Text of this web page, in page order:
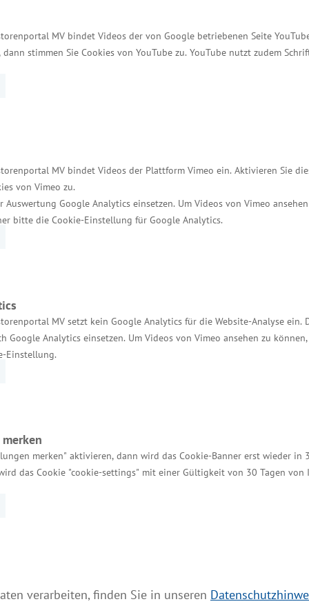
MV bindet Videos der von Google betriebenen Seite
dann stimmen Sie Cookies von YouTube zu. YouTube nutzt zudem
MV bindet Videos der Plattform Vimeo ein. Aktivieren Sie
von Vimeo zu.
Auswertung Google Analytics einsetzen. Um Videos von Vimeo
bitte die Cookie-Einstellung für Google Analytics.
MV setzt kein Google Analytics für die Website-Analyse ein.
Google Analytics einsetzen. Um Videos von Vimeo ansehen zu
Einstellung.
merken" aktivieren, dann wird das Cookie-Banner erst wieder in
das Cookie "cookie-settings" mit einer Gültigkeit von 30 Tagen von
verarbeiten, finden Sie in unseren
„Wir haben zugesagt, einen Beitrag zum
(IQ) in Mecklenburg-Vorpommern durch
Bundesagentur für Arbeit verfügt über
festzustellen, dass Unternehmen aus dem
geht.“
ist eine Informationskampagne zur
der IHK zu Neubrandenburg in
der kritischen Infrastruktur und der
Diese wird von der
der beruflichen Aus- und Weiterbildung
aber nicht auflösen können: Arbeitgeber
bundesweit läuft. Die Landesregierung
zu lösen. Die Verantwortung für Arbeits- und
sowie die Einführung einer 48-Stunden-Woche
Forderungen nach einer Rente mit 69 oder der
Im Gegenteil. Wir müssen grundsätzlich Wege
Standort Mecklenburg-Vorpommern attraktiver
notwendig sein. Eine längere
Mecklenburg-Vorpommerns Wirtschafts- und